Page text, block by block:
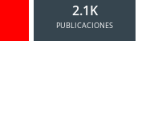
2.1K
PUBLICACIONES